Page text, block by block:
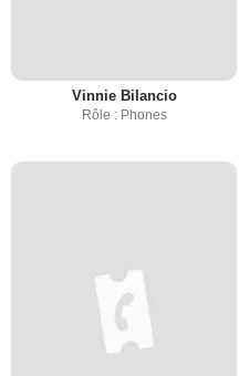
Vinnie Bilancio
Rôle : Phones